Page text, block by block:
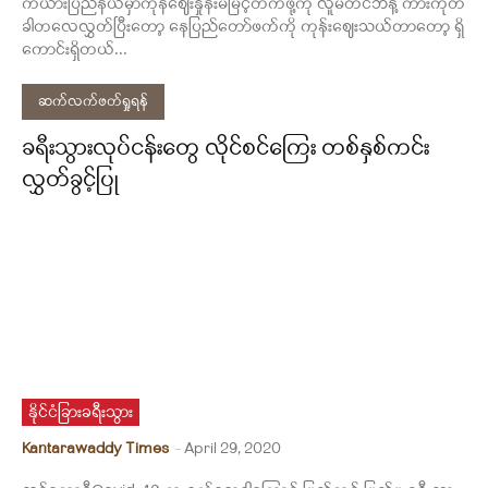
ကယားပြည်နယ်မှာကုန်ဈေးနှုန်းမမြင့်တက်ဖို့ကို လူမတင်ဘဲနဲ့ ကားကိုတ
ခါတလေလွှတ်ပြီးတော့ နေပြည်တော်ဖက်ကို ကုန်းဈေးသယ်တာတော့ ရှိ
ကောင်းရှိတယ်...
ဆက်လက်ဖတ်ရှုရန်
ခရီးသွားလုပ်ငန်းတွေ လိုင်စင်ကြေး တစ်နှစ်ကင်း
လွှတ်ခွင့်ပြု
နိုင်ငံခြားခရီးသွား
Kantarawaddy Times -April 29, 2020